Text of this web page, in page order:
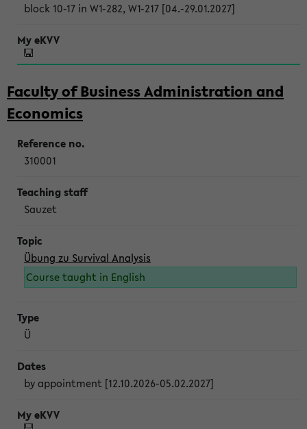
block 10-17 in W1-282, W1-217 [04.-29.01.2027]
Faculty of Business Administration and
Economics
310001
Sauzet
Übung zu Survival Analysis
Course taught in English
Ü
by appointment [12.10.2026-05.02.2027]